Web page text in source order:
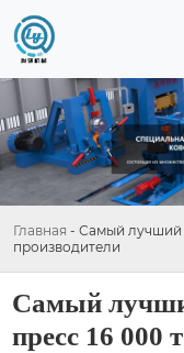
Главная - Самый лучший
производители
Самый
пресс 16 000